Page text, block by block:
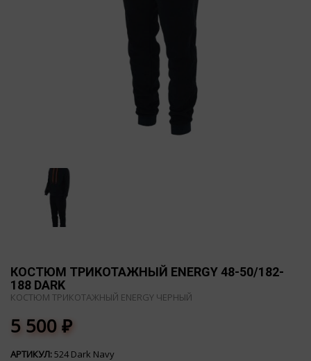
КОСТЮМ ТРИКОТАЖНЫЙ ENERGY 48-50/182-
188 DARK
КОСТЮМ ТРИКОТАЖНЫЙ ENERGY ЧЕРНЫЙ
5 500₽
АРТИКУЛ:524 Dark Navy